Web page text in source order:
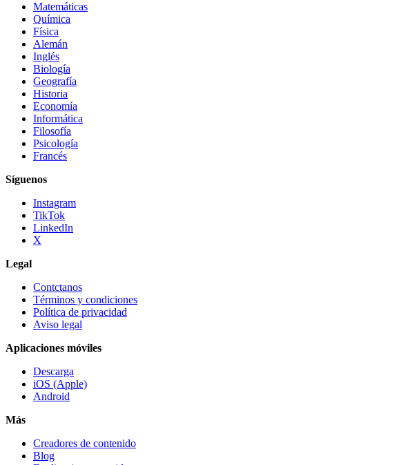
Matemáticas
Química
Física
Alemán
Inglés
Biología
Geografía
Historia
Economía
Informática
Filosofía
Psicología
Francés
Síguenos
Instagram
TikTok
LinkedIn
X
Legal
Contctanos
Términos y condiciones
Política de privacidad
Aviso legal
Aplicaciones móviles
Descarga
iOS (Apple)
Android
Más
Creadores de contenido
Blog